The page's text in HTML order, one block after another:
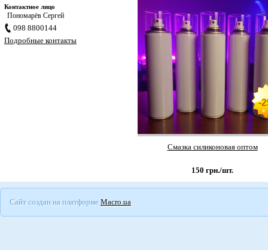
Контактное лицо
Пономарёв Сергей
098 8800144
Подробные контакты
-
Смазка силиконовая оптом
150 грн./шт.
Сайт создан на платформе Macro.ua